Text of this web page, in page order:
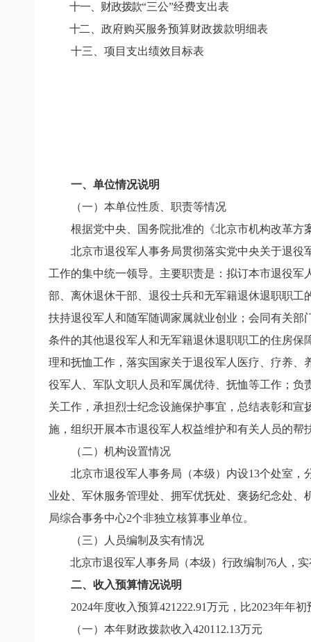
十一、财政拨款“三公”经费支出表
十二、政府购买服务预算财政拨款明细表
十三、项目支出绩效目标表
一、单位情况说明
（一）本单位性质、职责等情况
根据党中央、国务院批准的《北京市机构改革方
北京市退役军人事务局贯彻落实党中央关于退
工作的集中统一领导。主要职责是：拟订本市退役
部、离休退休干部、退役士兵和无军籍退休退职职
扶持退役军人和随军随调家属就业创业；会同有关
条件的其他退役军人和无军籍退休退职职工的住房
理和抚恤工作，落实国家关于退役军人医疗、疗养
役军人、军队文职人员和军属优待、抚恤等工作；
关工作，承担烈士纪念设施保护事宜，总结表彰和
施，组织开展本市退役军人权益维护和有关人员的
（二）机构设置情况
北京市退役军人事务局（本级）内设13个处室，
业处、军休服务管理处、拥军优抚处、褒扬纪念处
局综合事务中心2个非独立核算事业单位。
（三）人员编制及实有情况
北京市退役军人事务局（本级） 行政编制 76 人，
二、收入预算情况说明
2024年度收入预算421222.91万元， 比2023年年初
（一）本年财政拨款收入420112.13万元